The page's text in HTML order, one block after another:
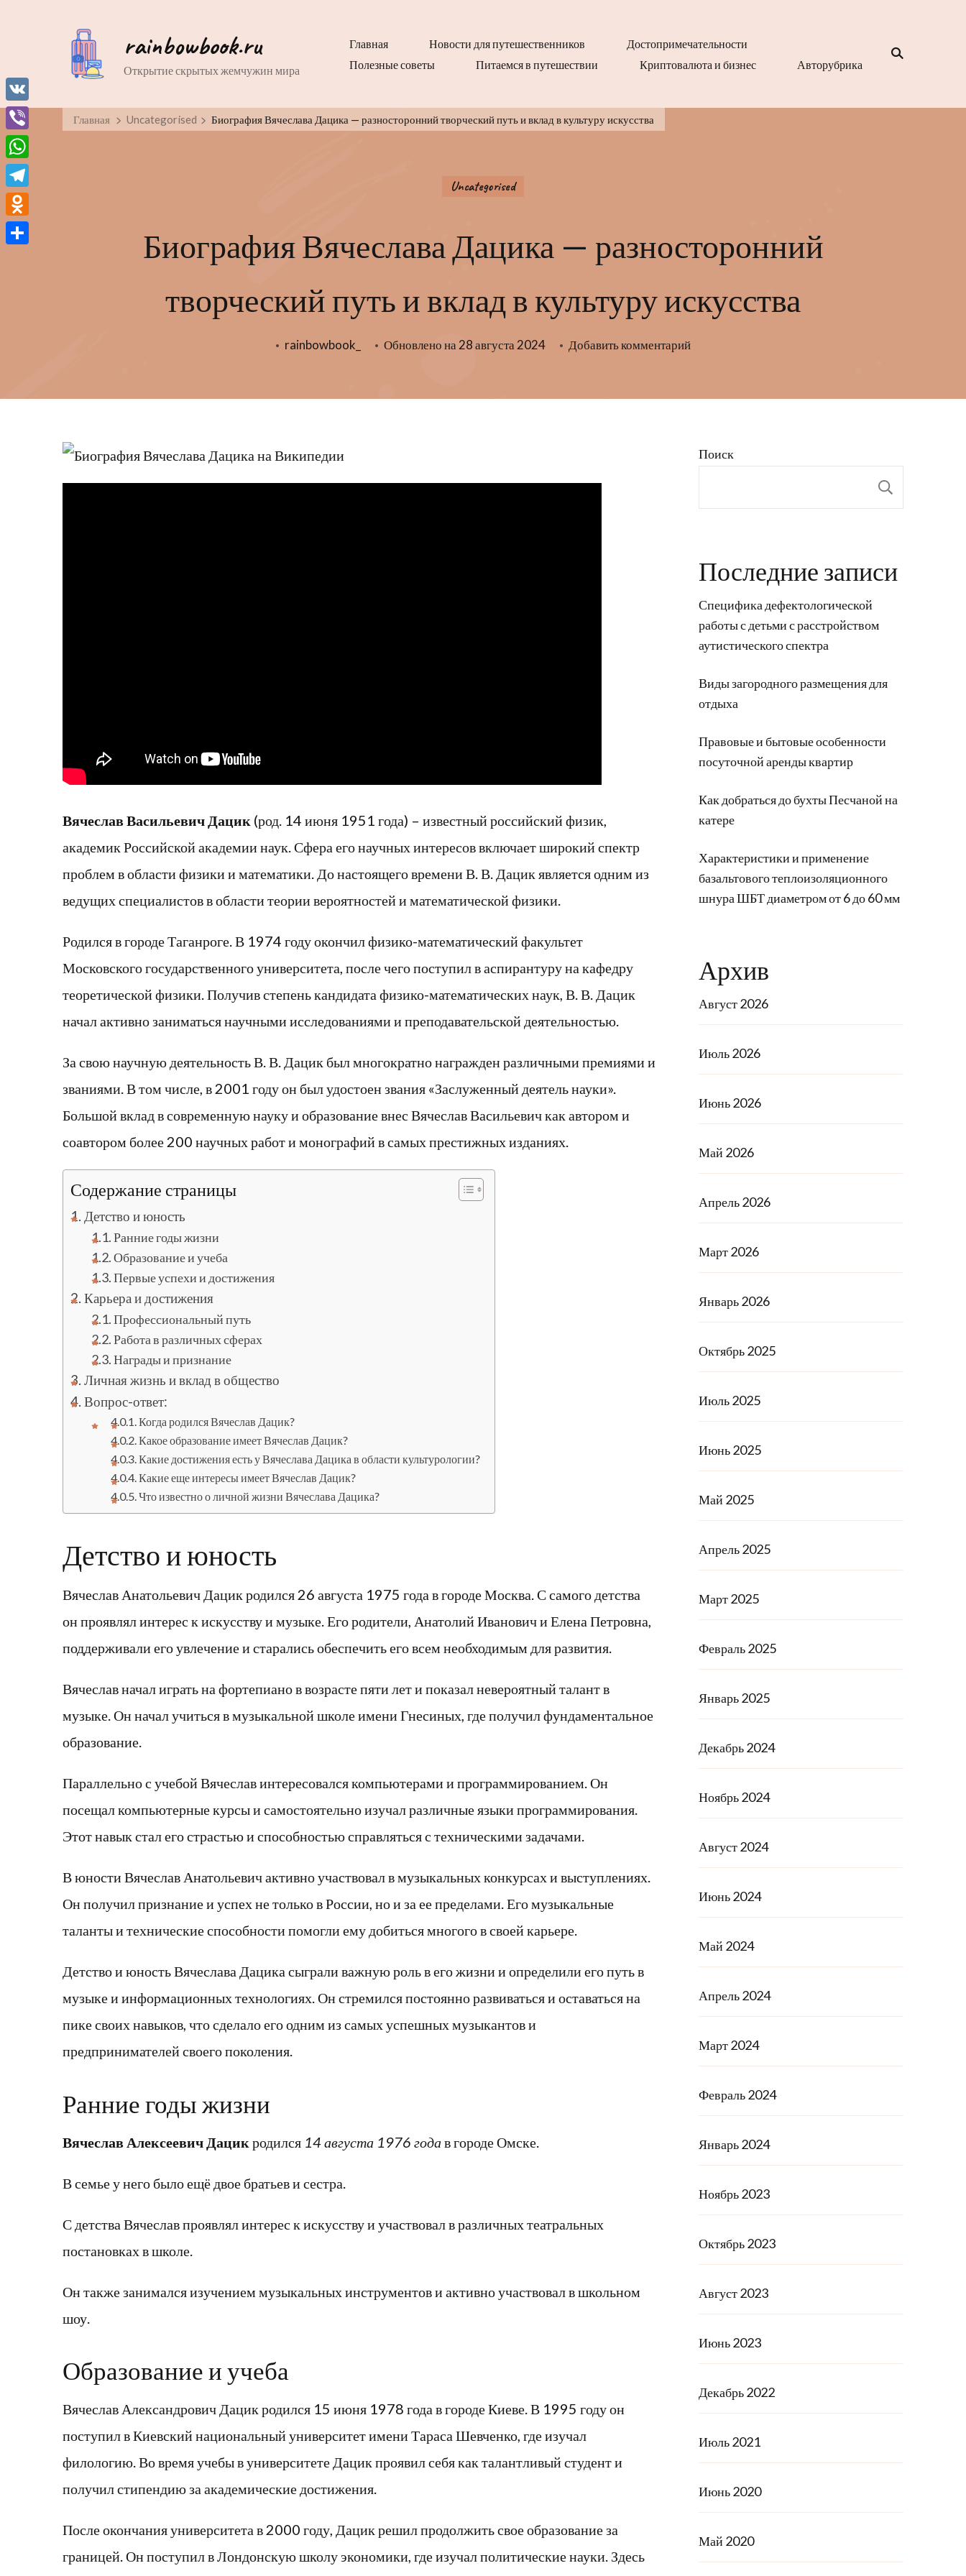
rainbowbook.ru
Открытие скрытых жемчужин мира
Главная Новости для путешественников
Достопримечательности
Полезные советы
Питаемся в путешествии Криптовалюта и бизнес Авторубрика
Главная Uncategorised Биография Вячеслава Дацика — разносторонний творческий путь и вклад в культуру искусства
Uncategorised
Биография Вячеслава Дацика — разносторонний
творческий путь и вклад в культуру искусства
rainbowbook_ Обновлено на 28 августа 2024 Добавить комментарийк
—
вклад
культуру
искусства
Вячеслав Васильевич Дацик (род. 14 июня 1951 года) – известный российский физик,
академик Российской академии наук. Сфера его научных интересов включает широкий спектр
проблем в области физики и математики. До настоящего времени В. В. Дацик является одним из
ведущих специалистов в области теории вероятностей и математической физики.
Родился в городе Таганроге. В 1974 году окончил физико-математический факультет
Московского государственного университета, после чего поступил в аспирантуру на кафедру
теоретической физики. Получив степень кандидата физико-математических наук, В. В. Дацик
начал активно заниматься научными исследованиями и преподавательской деятельностью.
За свою научную деятельность В. В. Дацик был многократно награжден различными премиями и
званиями. В том числе, в 2001 году он был удостоен звания «Заслуженный деятель науки».
Большой вклад в современную науку и образование внес Вячеслав Васильевич как автором и
соавтором более 200 научных работ и монографий в самых престижных изданиях.
Содержание страницы
Детство и юность
Ранние годы жизни
Образование и учеба
Первые успехи и достижения
Карьера и достижения
Профессиональный путь
Работа в различных сферах
Награды и признание
Личная жизнь и вклад в общество
Вопрос-ответ:
Когда родился Вячеслав Дацик?
Какое образование имеет Вячеслав Дацик?
Какие достижения есть у Вячеслава Дацика в области культурологии?
Какие еще интересы имеет Вячеслав Дацик?
Что известно о личной жизни Вячеслава Дацика?
Детство и юность
Вячеслав Анатольевич Дацик родился 26 августа 1975 года в городе Москва. С самого детства
он проявлял интерес к искусству и музыке. Его родители, Анатолий Иванович и Елена Петровна,
поддерживали его увлечение и старались обеспечить его всем необходимым для развития.
Вячеслав начал играть на фортепиано в возрасте пяти лет и показал невероятный талант в
музыке. Он начал учиться в музыкальной школе имени Гнесиных, где получил фундаментальное
образование.
Параллельно с учебой Вячеслав интересовался компьютерами и программированием. Он
посещал компьютерные курсы и самостоятельно изучал различные языки программирования.
Этот навык стал его страстью и способностью справляться с техническими задачами.
В юности Вячеслав Анатольевич активно участвовал в музыкальных конкурсах и выступлениях.
Он получил признание и успех не только в России, но и за ее пределами. Его музыкальные
таланты и технические способности помогли ему добиться многого в своей карьере.
Детство и юность Вячеслава Дацика сыграли важную роль в его жизни и определили его путь в
музыке и информационных технологиях. Он стремился постоянно развиваться и оставаться на
пике своих навыков, что сделало его одним из самых успешных музыкантов и
предпринимателей своего поколения.
Ранние годы жизни
Вячеслав Алексеевич Дацик родился 14 августа 1976 годав городе Омске.
В семье у него было ещё двое братьев и сестра.
С детства Вячеслав проявлял интерес к искусству и участвовал в различных театральных
постановках в школе.
Он также занимался изучением музыкальных инструментов и активно участвовал в школьном
шоу.
Образование и учеба
Вячеслав Александрович Дацик родился 15 июня 1978 года в городе Киеве. В 1995 году он
поступил в Киевский национальный университет имени Тараса Шевченко, где изучал
филологию. Во время учебы в университете Дацик проявил себя как талантливый студент и
получил стипендию за академические достижения.
После окончания университета в 2000 году, Дацик решил продолжить свое образование за
границей. Он поступил в Лондонскую школу экономики, где изучал политические науки. Здесь
Поиск
Последние записи
Специфика дефектологической
работы с детьми с расстройством
аутистического спектра
Виды загородного размещения для
отдыха
Правовые и бытовые особенности
посуточной аренды квартир
Как добраться до бухты Песчаной на
катере
Характеристики и применение
базальтового теплоизоляционного
шнура ШБТ диаметром от 6 до 60 мм
Архив
Август 2026
Июль 2026
Июнь 2026
Май 2026
Апрель 2026
Март 2026
Январь 2026
Октябрь 2025
Июль 2025
Июнь 2025
Май 2025
Апрель 2025
Март 2025
Февраль 2025
Январь 2025
Декабрь 2024
Ноябрь 2024
Август 2024
Июнь 2024
Май 2024
Апрель 2024
Март 2024
Февраль 2024
Январь 2024
Ноябрь 2023
Октябрь 2023
Август 2023
Июнь 2023
Декабрь 2022
Июль 2021
Июнь 2020
Май 2020
VK
Viber
WhatsApp
Telegram
Odnoklassniki